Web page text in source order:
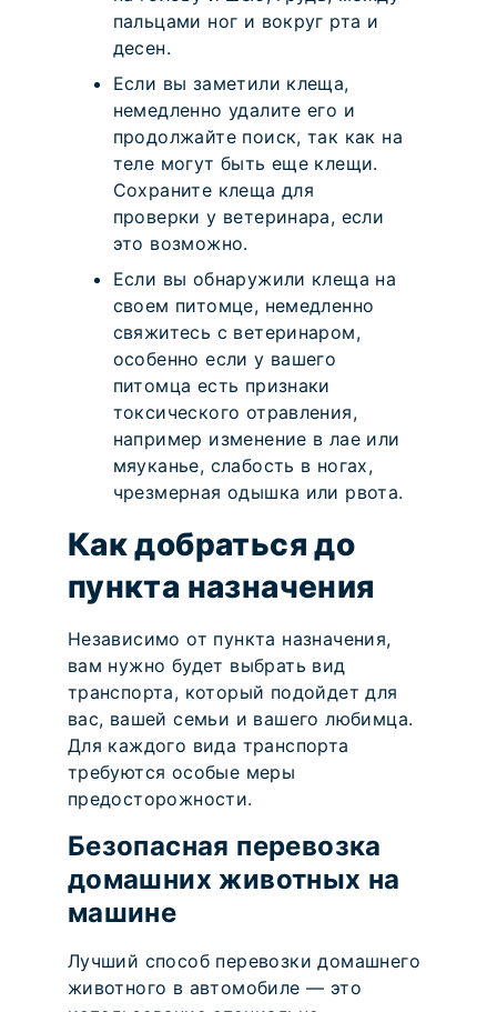
пальцами ног и вокруг рта и
десен.
Если вы заметили клеща,
немедленно удалите его и
продолжайте поиск, так как на
теле могут быть еще клещи.
Сохраните клеща для
проверки у ветеринара, если
это возможно.
Если вы обнаружили клеща на
своем питомце, немедленно
свяжитесь с ветеринаром,
особенно если у вашего
питомца есть признаки
токсического отравления,
например изменение в лае или
мяуканье, слабость в ногах,
чрезмерная одышка или рвота.
Как добраться до
пункта назначения
Независимо от пункта назначения,
вам нужно будет выбрать вид
транспорта, который подойдет для
вас, вашей семьи и вашего любимца.
Для каждого вида транспорта
требуются особые меры
предосторожности.
Безопасная перевозка
домашних животных на
машине
Лучший способ перевозки домашнего
животного в автомобиле — это